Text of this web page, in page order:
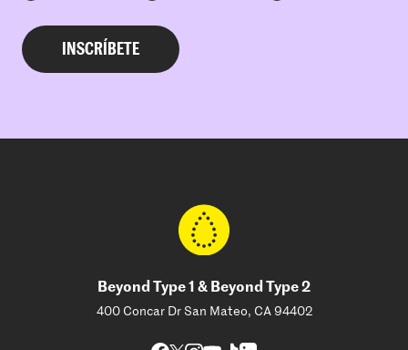
Beyond Type 1 & Beyond Type 2
400 Concar Dr San Mateo, CA 94402